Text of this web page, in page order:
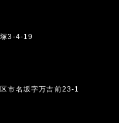
塚3-4-19
区市名坂字万吉前23-1